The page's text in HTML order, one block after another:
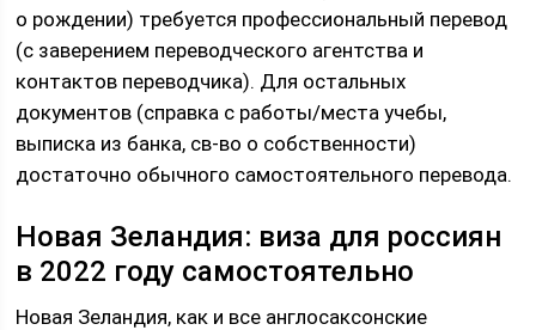
о рождении) требуется профессиональный перевод
(с заверением переводческого агентства и
контактов переводчика). Для остальных
документов (справка с работы/места учебы,
выписка из банка, св-во о собственности)
достаточно обычного самостоятельного перевода.
Новая Зеландия: виза для россиян
в 2022 году самостоятельно
Новая Зеландия, как и все англосаксонские